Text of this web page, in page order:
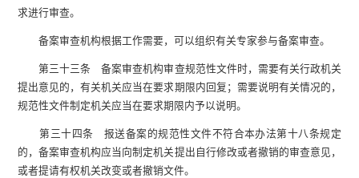
求进行审查。
备案审查机构根据工作需要，可以组织有关专家参与备案审查。
第三十三条 备案审查机构审查规范性文件时，需要有关行政机关
提出意见的，有关机关应当在要求期限内回复；需要说明有关情况的，
规范性文件制定机关应当在要求期限内予以说明。
第三十四条 报送备案的规范性文件不符合本办法第十八条规定
的，备案审查机构应当向制定机关提出自行修改或者撤销的审查意见，
或者提请有权机关改变或者撤销文件。